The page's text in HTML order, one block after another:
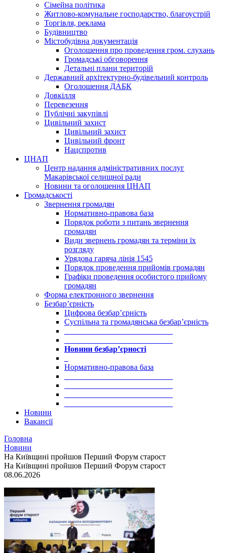
Сімейна політика
Житлово-комунальне господарство, благоустрій
Торгівля, реклама
Будівництво
Містобудівна документація
Оголошення про проведення гром. слухань
Громадські обговорення
Детальні плани територій
Державний архітектурно-будівельний контроль
Оголошення ДАБК
Довкілля
Перевезення
Публічні закупівлі
Цивільний захист
Цивільний захист
Цивільний фронт
Нацспротив
ЦНАП
Центр надання адміністративних послуг
Макарівської селищної ради
Новини та оголошення ЦНАП
Громадськості
Звернення громадян
Нормативно-правова база
Порядок роботи з питань звернення
громадян
Види звернень громадян та терміни їх
розгляду
Урядова гаряча лінія 1545
Порядок проведення прийомів громадян
Графіки проведення особистого прийому
громадян
Форма електронного звернення
Безбар’єрність
Цифрова безбар’єрність
Суспільна та громадянська безбар’єрність
Новини безбар’єрності
Нормативно-правова база
Новини
Вакансії
Головна
Новини
На Київщині пройшов Перший Форум старост
На Київщині пройшов Перший Форум старост
08.06.2026